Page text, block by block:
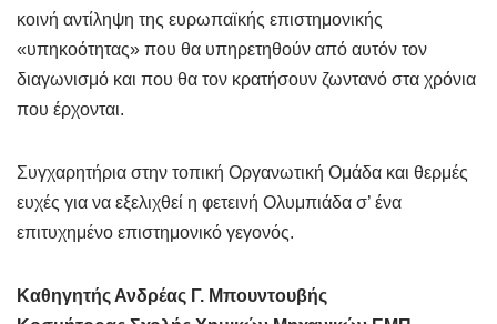
κοινή αντίληψη της ευρωπαϊκής επιστημονικής
«υπηκοότητας» που θα υπηρετηθούν από αυτόν τον
διαγωνισμό και που θα τον κρατήσουν ζωντανό στα χρόνια
που έρχονται.
Συγχαρητήρια στην τοπική Οργανωτική Ομάδα και θερμές
ευχές για να εξελιχθεί η φετεινή Ολυμπιάδα σ’ ένα
επιτυχημένο επιστημονικό γεγονός.
Καθηγητής Ανδρέας Γ. Μπουντουβής